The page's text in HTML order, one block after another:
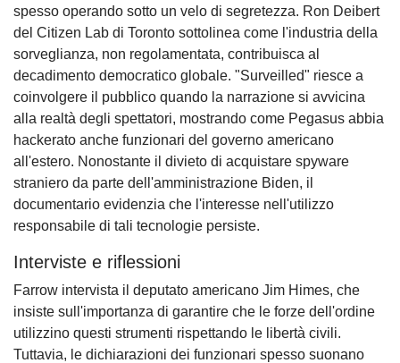
spesso operando sotto un velo di segretezza. Ron Deibert
del Citizen Lab di Toronto sottolinea come l'industria della
sorveglianza, non regolamentata, contribuisca al
decadimento democratico globale. "Surveilled" riesce a
coinvolgere il pubblico quando la narrazione si avvicina
alla realtà degli spettatori, mostrando come Pegasus abbia
hackerato anche funzionari del governo americano
all'estero. Nonostante il divieto di acquistare spyware
straniero da parte dell'amministrazione Biden, il
documentario evidenzia che l'interesse nell'utilizzo
responsabile di tali tecnologie persiste.
Interviste e riflessioni
Farrow intervista il deputato americano Jim Himes, che
insiste sull'importanza di garantire che le forze dell'ordine
utilizzino questi strumenti rispettando le libertà civili.
Tuttavia, le dichiarazioni dei funzionari spesso suonano